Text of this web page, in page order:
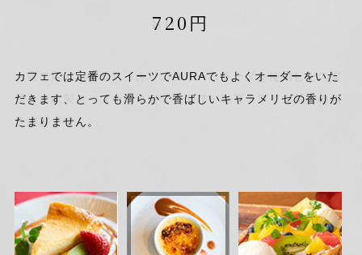
800円
お店で焼き上げるたっぷりのクリームチーズを使用したの濃
厚な自家製チーズケーキです。珈琲・紅茶・ワイン等との相
性抜群です。
720円
カフェでは定番のスイーツでAURAでもよくオーダーをいた
だきます、とっても滑らかで香ばしいキャラメリゼの香りが
たまりません。
1,200円
厚みのあるトーストに盛りだくさんのフルーツとアイスを盛
りつけました。
おなかも心も満たされるカフェタイムに人気のメニューで